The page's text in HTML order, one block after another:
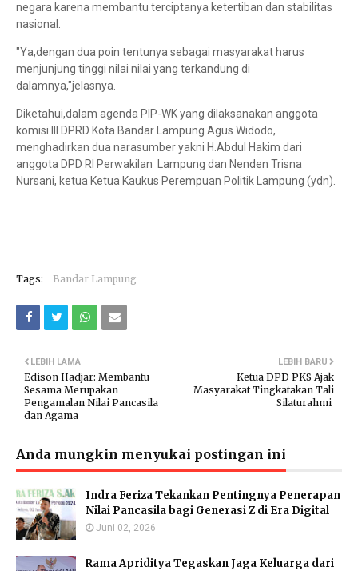
negara karena membantu terciptanya ketertiban dan stabilitas
nasional.
"Ya,dengan dua poin tentunya sebagai masyarakat harus
menjunjung tinggi nilai nilai yang terkandung di
dalamnya,"jelasnya.
Diketahui,dalam agenda PIP-WK yang dilaksanakan anggota
komisi III DPRD Kota Bandar Lampung Agus Widodo,
menghadirkan dua narasumber yakni H.Abdul Hakim dari
anggota DPD RI Perwakilan Lampung dan Nenden Trisna
Nursani, ketua Ketua Kaukus Perempuan Politik Lampung (ydn).
Tags: Bandar Lampung
LEBIH BARU
Ketua DPD PKS Ajak
Masyarakat Tingkatakan Tali
Silaturahmi
LEBIH LAMA
Edison Hadjar: Membantu
Sesama Merupakan
Pengamalan Nilai Pancasila
dan Agama
Anda mungkin menyukai postingan ini
Indra Feriza Tekankan Pentingnya Penerapan
Nilai Pancasila bagi Generasi Z di Era Digital
Juni 02, 2026
Rama Apriditya Tegaskan Jaga Keluarga dari